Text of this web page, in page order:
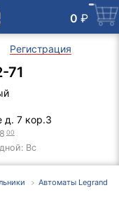
0 ₽
Регистрация
71
д. 7 кор.3
00
Вс
Автоматы Legrand